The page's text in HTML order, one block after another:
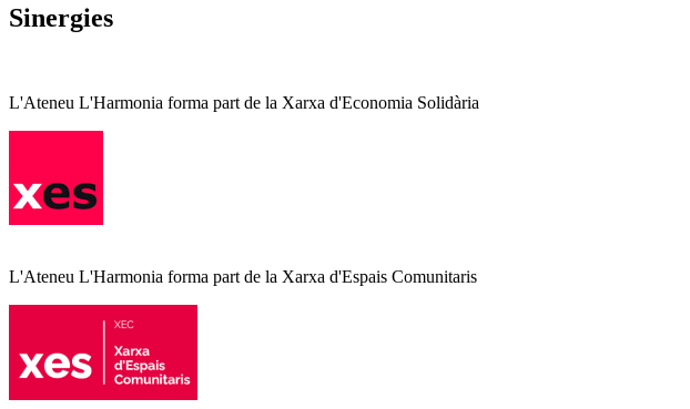
Sinergies
L'Ateneu L'Harmonia forma part de la Xarxa d'Economia Solidària
L'Ateneu L'Harmonia forma part de la Xarxa d'Espais Comunitaris